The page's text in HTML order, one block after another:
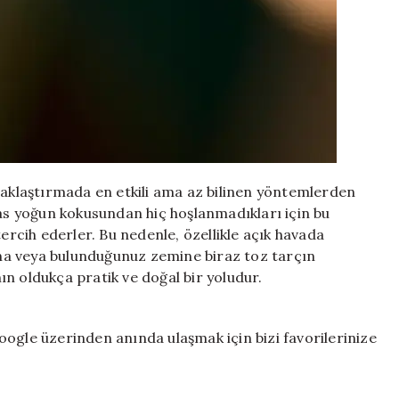
en etkili ama az bilinen yöntemlerden
yoğun kokusundan hiç hoşlanmadıkları için bu
ederler. Bu nedenle, özellikle açık havada
veya bulunduğunuz zemine biraz toz tarçın
oldukça pratik ve doğal bir yoludur.
üzerinden anında ulaşmak için bizi favorilerinize